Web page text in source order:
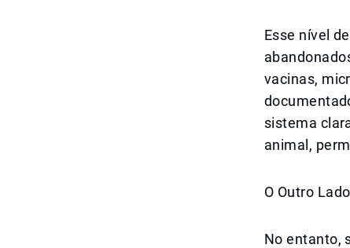
Esse nível
vacinas,
sistema
animal,
O Outro
No entanto,